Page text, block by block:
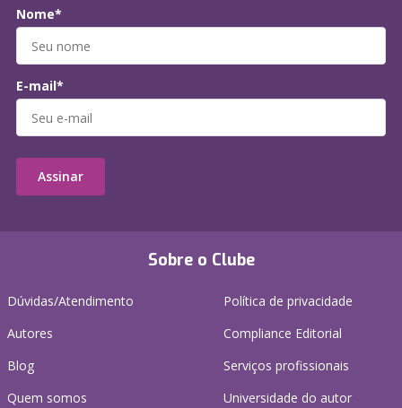
Sobre o Clube
Dúvidas/Atendimento
Autores
Blog
Quem somos
Política de privacidade
Compliance Editorial
Serviços profissionais
Universidade do autor
Nome*
E-mail*
Assinar